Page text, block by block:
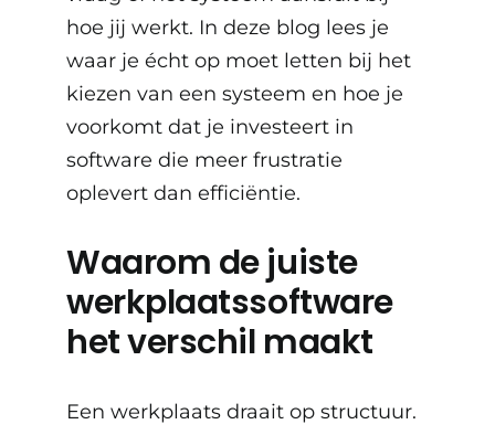
hoe jij werkt. In deze blog lees je
waar je écht op moet letten bij het
kiezen van een systeem en hoe je
voorkomt dat je investeert in
software die meer frustratie
oplevert dan efficiëntie.
Waarom de juiste
werkplaatssoftware
het verschil maakt
Een werkplaats draait op structuur.